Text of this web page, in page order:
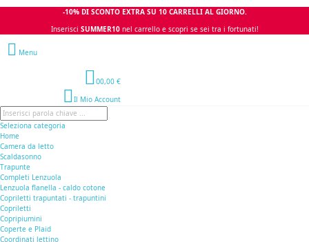
-10% DI SCONTO EXTRA SU 10 CARRELLI AL GIORNO.
Inserisci SUMMER10 nel carrello e scopri se sei tra i fortunati!
Menu
00,00 €
Il Mio Account
Seleziona categoria
Home
Camera da letto
Scaldasonno
Trapunte
Completi Lenzuola
Lenzuola flanella - caldo cotone
Copriletti trapuntati - trapuntini
Copriletti
Copripiumini
Coperte e Plaid
Coordinati lettino